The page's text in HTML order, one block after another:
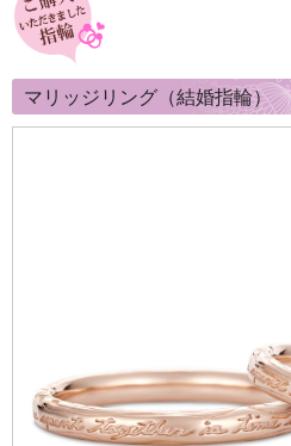
マリッジリング（結婚指輪）